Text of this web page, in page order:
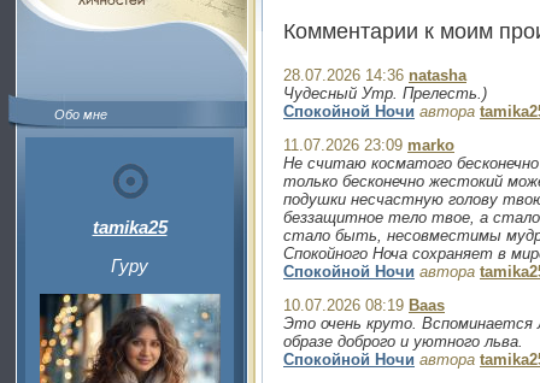
Обо мне
tamika25
Гуру
Комментарии к моим
28.07.2026 14:36 natasha
Чудесный Утр. Прелесть.)
Спокойной Ночи автора
11.07.2026 23:09 marko
Не считаю косматого
только бесконечно жестокий
подушки несчастную голову
беззащитное тело твое, а
стало быть, несовместимы
Спокойного Ноча сохраняет в
Спокойной Ночи автора
10.07.2026 08:19 Baas
Это очень круто. Вспоминается
образе доброго и уютного льва.
Спокойной Ночи автора